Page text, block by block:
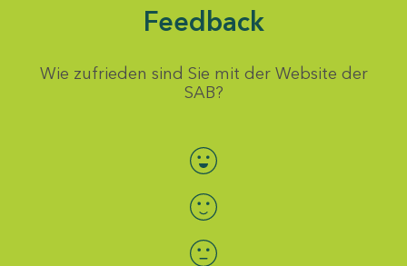
Feedback
Wie zufrieden sind Sie mit der Website der
SAB?
Bewertung auswählen